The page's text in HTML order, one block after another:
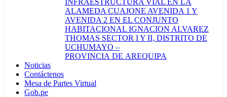
INFRAESTRUCTURA VIAL EN LA
ALAMEDA CUAJONE AVENIDA 1 Y
AVENIDA 2 EN EL CONJUNTO
HABITACIONAL IGNACION ALVAREZ
THOMAS SECTOR I Y II, DISTRITO DE
UCHUMAYO –
PROVINCIA DE AREQUIPA
Noticias
Contáctenos
Mesa de Partes Virtual
Gob.pe